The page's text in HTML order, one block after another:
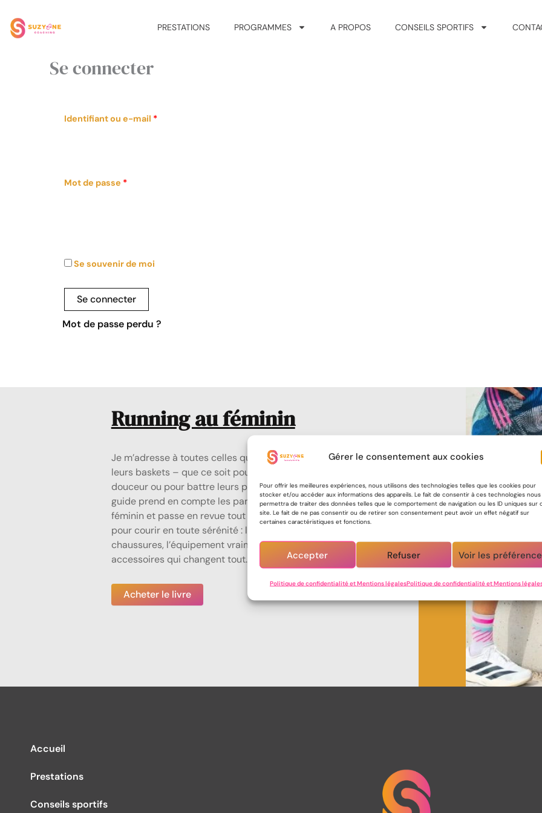
Gérer le consentement aux cookies
Pour offrir les meilleures expériences, nous utilisons des technologies telles que les cookies pour
stocker et/ou accéder aux informations des appareils. Le fait de consentir à ces technologies nous
permettra de traiter des données telles que le comportement de navigation ou les ID uniques sur
site. Le fait de ne pas consentir ou de retirer son consentement peut avoir un effet négatif sur
certaines caractéristiques et fonctions.
Accepter Refuser Voir les
Politique de confidentialité et Mentions légalesPolitique de confidentialité et Mentions
au
contenu
PRESTATIONS PROGRAMMES A PROPOS CONSEILS SPORTIFS
Se connecter
Identifiant ou e-mail *
Mot de passe *
Obligatoire
Se souvenir de moi
Se connecter
Mot de passe perdu ?
Running au féminin
Je m’adresse à toutes celles qui rêvent d’enfiler
leurs baskets – que ce soit pour commencer en
douceur ou pour battre leurs propres records. Ce
guide prend en compte les particularités du corps
féminin et passe en revue tout le matériel de base
pour courir en toute sérénité : les bonnes
chaussures, l’équipement vraiment utile et les petits
accessoires qui changent tout.
Acheter le livre
Accueil
Prestations
Conseils sportifs